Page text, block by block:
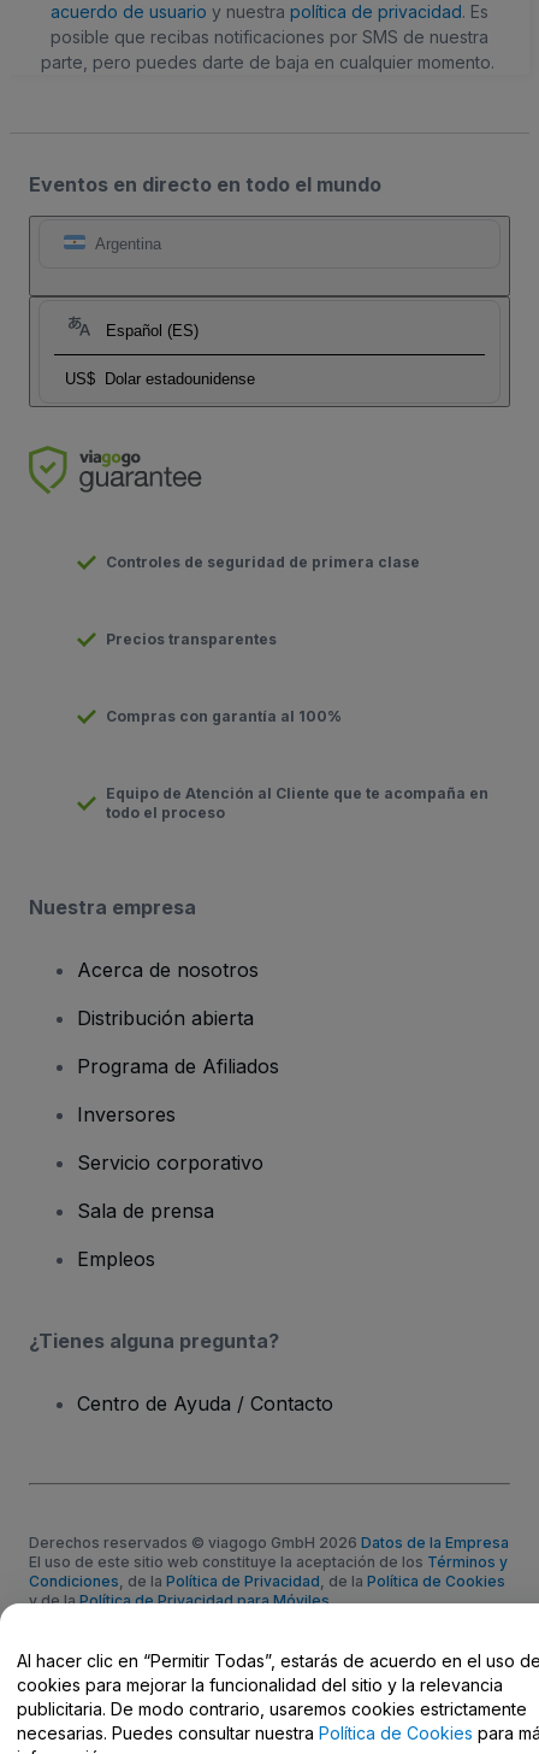
acuerdo de usuario y nuestra política de privacidad. Es
posible que recibas notificaciones por SMS de nuestra
parte, pero puedes darte de baja en cualquier momento.
Eventos en directo en todo el mundo
Argentina
Español (ES)
US$ Dolar estadounidense
Controles de seguridad de primera clase
Precios transparentes
Compras con garantía al 100%
Equipo de Atención al Cliente que te acompaña en
todo el proceso
Nuestra empresa
Acerca de nosotros
Distribución abierta
Programa de Afiliados
Inversores
Servicio corporativo
Sala de prensa
Empleos
¿Tienes alguna pregunta?
Centro de Ayuda / Contacto
Derechos reservados © viagogo GmbH 2026 Datos de la Empresa
El uso de este sitio web constituye la aceptación de los Términos y
Condiciones, de la Política de Privacidad, de la Política de Cookies
y de laPolítica de Privacidad para Móviles
Al hacer clic en “Permitir Todas”, estarás de acuerdo en el uso
cookies para mejorar la funcionalidad del sitio y la relevancia
publicitaria. De modo contrario, usaremos cookies estrictamente
necesarias. Puedes consultar nuestra Política de Cookies para